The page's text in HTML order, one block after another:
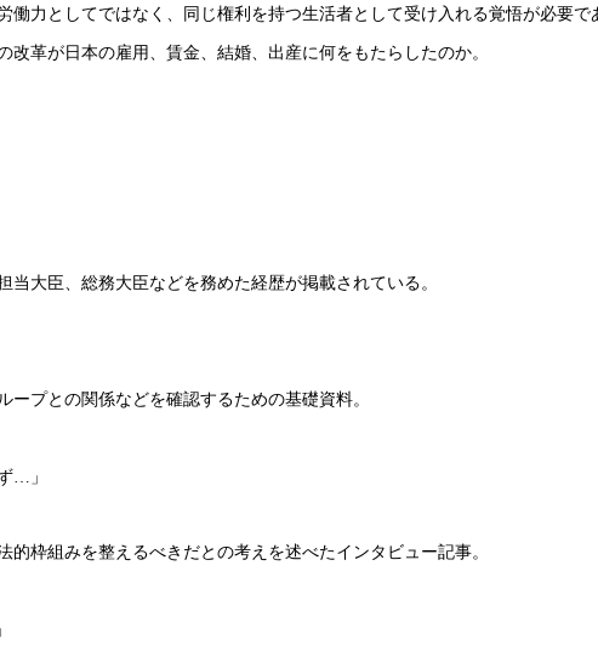
働力としてではなく、同じ権利を持つ生活者として受け入れる覚悟が必要で
革が日本の雇用、賃金、結婚、出産に何をもたらしたのか。
大臣、総務大臣などを務めた経歴が掲載されている。
プとの関係などを確認するための基礎資料。
…」
枠組みを整えるべきだとの考えを述べたインタビュー記事。